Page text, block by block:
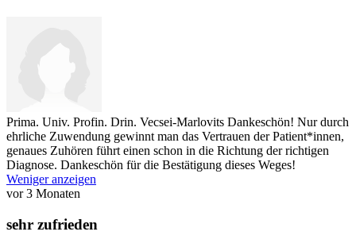
Prima. Univ. Profin. Drin. Vecsei-Marlovits Dankeschön! Nur durch
ehrliche Zuwendung gewinnt man das Vertrauen der Patient*innen,
genaues Zuhören führt einen schon in die Richtung der richtigen
Diagnose. Dankeschön für die Bestätigung dieses Weges!
Weniger anzeigen
vor 3 Monaten
sehr zufrieden